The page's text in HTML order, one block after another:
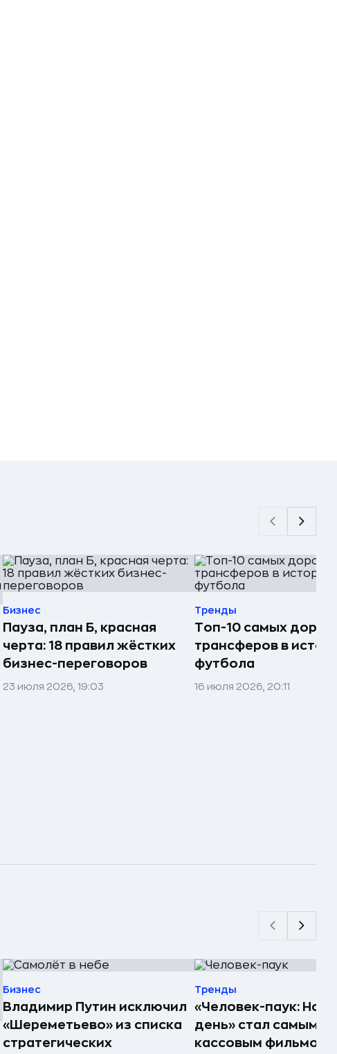
Бизнес
Пауза, план Б, красная
черта: 18 правил жёстких
бизнес-переговоров
23 июля 2026, 19:03
Тренды
Топ-10 самых
трансферов в
футбола
16 июля 2026, 20:11
Бизнес
Владимир Путин исключил
«Шереметьево» из списка
стратегических
Тренды
«Человек-паук:
день» стал самым
кассовым фильмом